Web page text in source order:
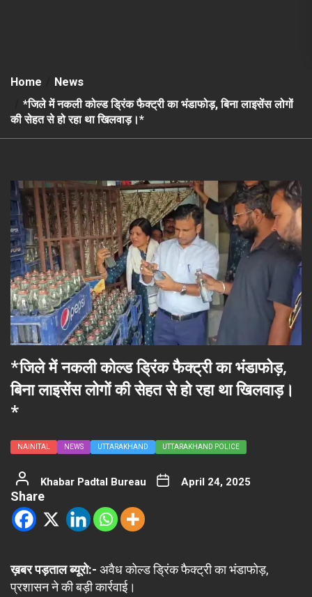
Home
News
*जिले में नकली कोल्ड ड्रिंक फैक्ट्री का भंडाफोड़, बिना लाइसेंस लोगों
की सेहत से हो रहा था खिलवाड़।*
*जिले में नकली कोल्ड ड्रिंक फैक्ट्री का भंडाफोड़,
बिना लाइसेंस लोगों की सेहत से हो रहा था खिलवाड़।
*
NAINITAL NEWS UTTARAKHAND UTTARAKHAND POLICE
Khabar Padtal Bureau April 24, 2025
Share
ख़बर पड़ताल ब्यूरो:- अवैध कोल्ड ड्रिंक फैक्ट्री का भंडाफोड़,
प्रशासन ने की बड़ी कार्रवाई।